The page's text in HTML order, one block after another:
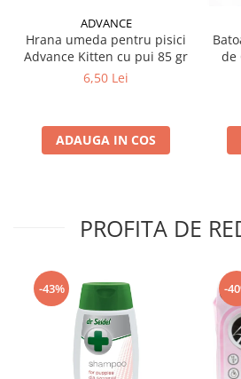
ADVANCE
Hrana umeda pentru pisici
Advance Kitten cu pui 85 gr
6,50 Lei
ADAUGA IN COS
de
PROFITA DE
-43% -